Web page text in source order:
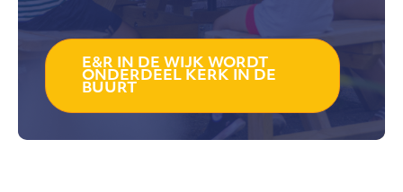
E&R IN DE WIJK WORDT
ONDERDEEL KERK IN DE
BUURT